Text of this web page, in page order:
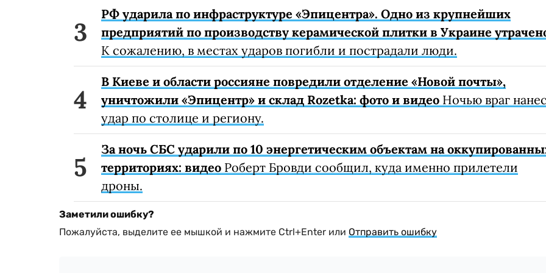
РФ ударила по инфраструктуре «Эпицентра». Одно из крупнейших
предприятий по производству керамической плитки в Украине
К сожалению, в местах ударов погибли и пострадали люди.
В Киеве и области россияне повредили отделение «Новой почты»,
уничтожили «Эпицентр» и склад Rozetka: фото и видео Ночью враг нанес
удар по столице и региону.
За ночь СБС ударили по 10 энергетическим объектам на
территориях: видео Роберт Бровди сообщил, куда именно прилетели
дроны.
Заметили ошибку?
Пожалуйста, выделите ее мышкой и нажмите Ctrl+Enter или Отправить ошибку